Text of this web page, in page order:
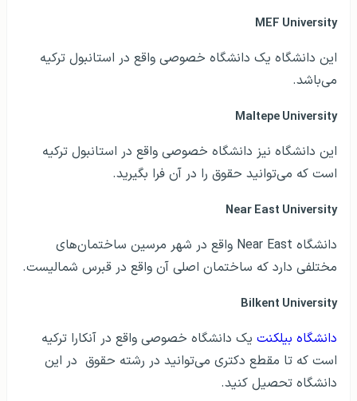
MEF University
این دانشگاه یک دانشگاه خصوصی واقع در استانبول ترکیه
می‌باشد.
Maltepe University
این دانشگاه نیز دانشگاه خصوصی واقع در استانبول ترکیه
است که می‌توانید حقوق را در آن فرا بگیرید.
Near East University
دانشگاه Near East واقع در شهر مرسین ساختمان‌های
مختلفی دارد که ساختمان اصلی آن واقع در قبرس شمالیست.
Bilkent University
دانشگاه بیلکنت یک دانشگاه خصوصی واقع در آنکارا ترکیه
است که تا مقطع دکتری می‌توانید در رشته حقوق در این
دانشگاه تحصیل کنید.